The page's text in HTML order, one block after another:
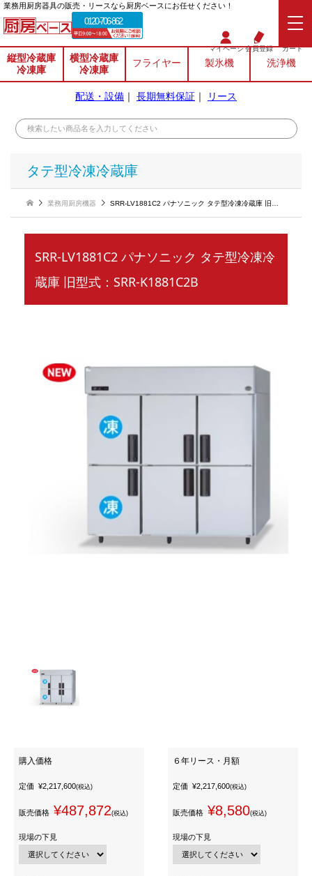
業務⽤厨房器具の販売・リースなら厨房ベースにお任せください！
0120-706-862
マイページ会員登録 カート
縦型冷蔵庫
冷凍庫
横型冷蔵庫
冷凍庫
フライヤー 製氷機 洗浄機
配送・設備 ｜ 長期無料保証 ｜ リース
タテ型冷凍冷蔵庫
業務用厨房機器 SRR-LV1881C2 パナソニック タテ型冷凍冷蔵庫 旧型式：SRR-K1881C2B
SRR-LV1881C2 パナソニック タテ型冷凍冷
蔵庫 旧型式：SRR-K1881C2B
購入価格
定価 ¥2,217,600(税込)
販売価格 ¥487,872(税込)
現場の下見
６年リース・月額
定価 ¥2,217,600(税込)
販売価格 ¥8,580(税込)
現場の下見